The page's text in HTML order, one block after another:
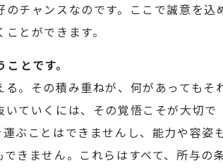
チャンスなのです。ここで誠意を込
とができます。
とです。
。その積み重ねが、何があってもそ
ていくには、その覚悟こそが大切で
ぶことはできませんし、能力や容姿
きません。これらはすべて、所与の